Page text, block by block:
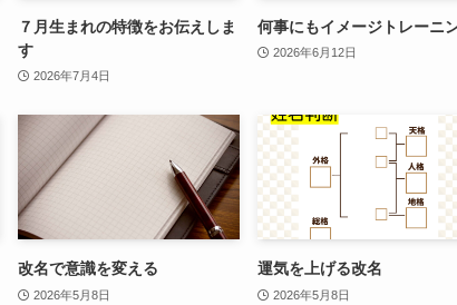
７月生まれの特徴をお伝えしま
す
2026年7月4日
何事にもイメージトレーニ
2026年6月12日
改名で意識を変える
2026年5月8日
運気を上げる改名
2026年5月8日